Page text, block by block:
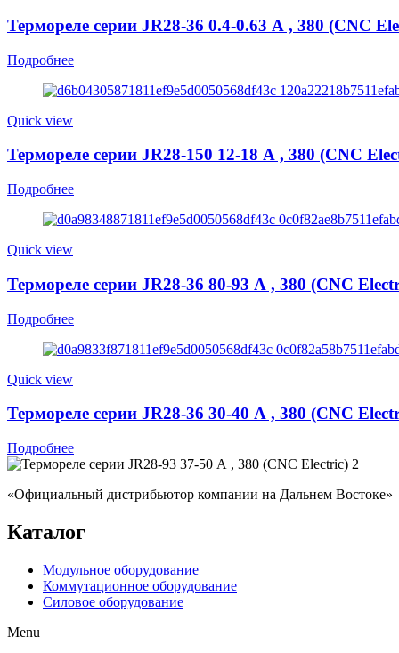
Термореле серии JR28-36 0.4-0.63 А , 380 (CNC
Подробнее
Quick view
Термореле серии JR28-150 12-18 А , 380 (CNC
Подробнее
Quick view
Термореле серии JR28-36 80-93 А , 380 (CNC
Подробнее
Quick view
Термореле серии JR28-36 30-40 А , 380 (CNC
Подробнее
«Официальный дистрибьютор компании на Дальнем Востоке»
Каталог
Модульное оборудование
Коммутационное оборудование
Силовое оборудование
Menu